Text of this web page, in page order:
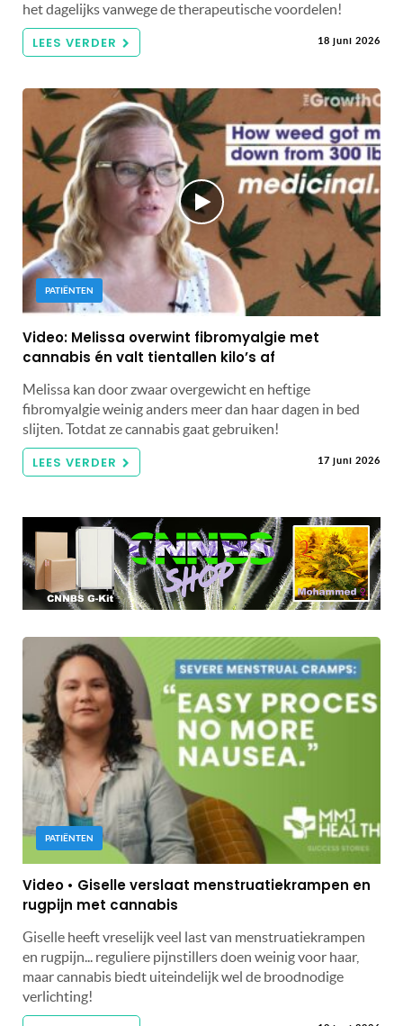
het dagelijks vanwege de therapeutische voordelen!
LEES VERDER 18 juni 2026
PATIËNTEN
Video: Melissa overwint fibromyalgie met
cannabis én valt tientallen kilo’s af
Melissa kan door zwaar overgewicht en heftige
fibromyalgie weinig anders meer dan haar dagen in bed
slijten. Totdat ze cannabis gaat gebruiken!
LEES VERDER 17 juni 2026
PATIËNTEN
Video • Giselle verslaat menstruatiekrampen en
rugpijn met cannabis
Giselle heeft vreselijk veel last van menstruatiekrampen
en rugpijn... reguliere pijnstillers doen weinig voor haar,
maar cannabis biedt uiteindelijk wel de broodnodige
verlichting!